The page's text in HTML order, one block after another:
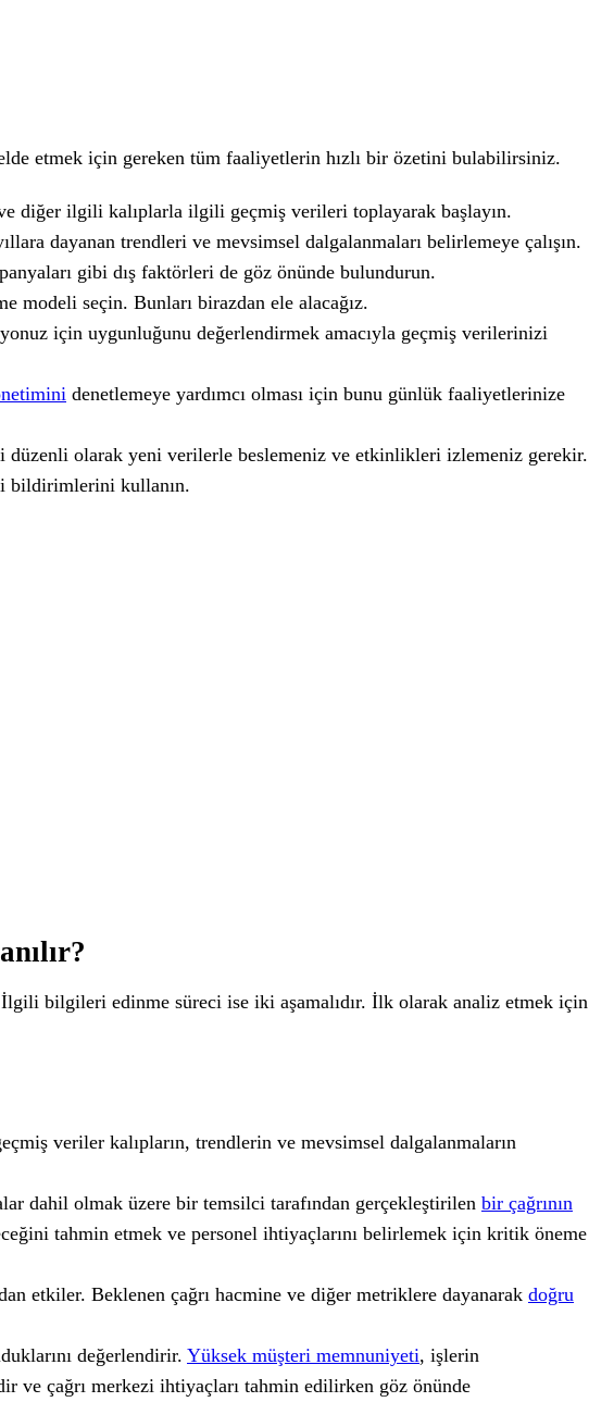
etmek için gereken tüm faaliyetlerin hızlı bir özetini bulabilirsiniz.
diğer ilgili kalıplarla ilgili geçmiş verileri toplayarak başlayın.
dayanan trendleri ve mevsimsel dalgalanmaları belirlemeye çalışın.
gibi dış faktörleri de göz önünde bulundurun.
modeli seçin. Bunları birazdan ele alacağız.
için uygunluğunu değerlendirmek amacıyla geçmiş verilerinizi
denetlemeye yardımcı olması için bunu günlük faaliyetlerinize
olarak yeni verilerle beslemeniz ve etkinlikleri izlemeniz gerekir.
bildirimlerini kullanın.
bilgileri edinme süreci ise iki aşamalıdır. İlk olarak analiz etmek için
veriler kalıpların, trendlerin ve mevsimsel dalgalanmaların
dahil olmak üzere bir temsilci tarafından gerçekleştirilen bir çağrının
tahmin etmek ve personel ihtiyaçlarını belirlemek için kritik öneme
etkiler. Beklenen çağrı hacmine ve diğer metriklere dayanarak doğru
değerlendirir. Yüksek müşteri memnuniyeti, işlerin
ve çağrı merkezi ihtiyaçları tahmin edilirken göz önünde